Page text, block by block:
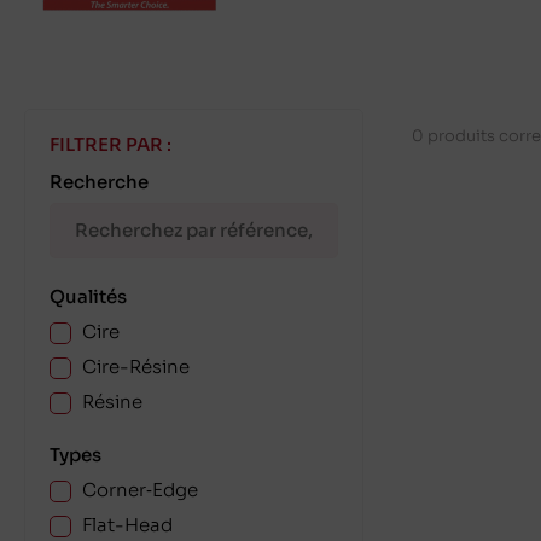
FILTRER PAR :
Recherche
Qualités
Cire
Cire-Résine
Résine
Types
Corner‑Edge
Flat-Head
0 produits